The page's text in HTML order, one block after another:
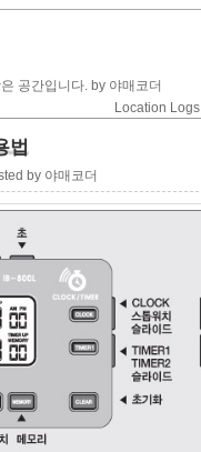
공간입니다. by 야매코더
Location Logs
법
by 야매코더